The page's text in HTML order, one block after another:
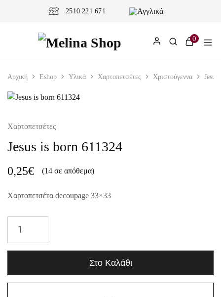
2510 221 671
0
Αρχική Eshop Υλικά Χαρτοπετσέτες Χριστούγεννα
Χαρτοπετσέτες
Jesus is born 611324
0,25€ (14 σε απόθεμα)
Χαρτοπετσέτα decoupage 33×33
Στο Καλάθι